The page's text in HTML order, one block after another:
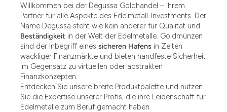
Willkommen bei der Degussa Goldhandel – Ihrem
Partner für alle Aspekte des Edelmetall-Investments. Der
Name Degussa steht wie kein anderer für Qualität und
Beständigkeit in der Welt der Edelmetalle. Goldmünzen
sind der Inbegriff eines sicheren Hafens in Zeiten
wackliger Finanzmärkte und bieten handfeste Sicherheit
im Gegensatz zu virtuellen oder abstrakten
Finanzkonzepten.
Entdecken Sie unsere breite Produktpalette und nutzen
Sie die Expertise unserer Profis, die ihre Leidenschaft für
Edelmetalle zum Beruf gemacht haben.